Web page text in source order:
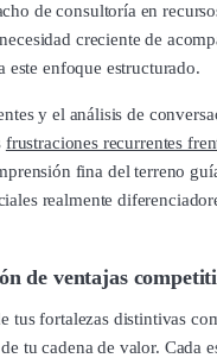
de consultoría en
creciente de
este enfoque estructurado.
y el análisis de
frustraciones recurrentes
fina del terreno
realmente
de ventajas
tus fortalezas distintivas
tu cadena de valor. Cada